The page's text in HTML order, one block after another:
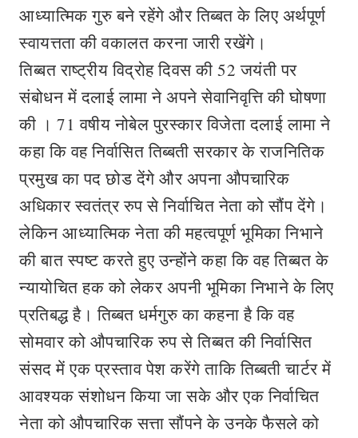
आध्यात्मिक गुरु बने रहेंगे और तिब्बत के लिए अर्थपूर्ण
स्वायत्तता की वकालत करना जारी रखेंगे।
तिब्बत राष्ट्रीय विद्रोह दिवस की 52 जयंती पर
संबोधन में दलाई लामा ने अपने सेवानिवृत्ति की घोषणा
की । 71 वषीय नोबेल पुरस्कार विजेता दलाई लामा ने
कहा कि वह निर्वासित तिब्बती सरकार के राजनितिक
प्रमुख का पद छोड देंगे और अपना औपचारिक
अधिकार स्वतंत्र रुप से निर्वाचित नेता को सौंप देंगे।
लेकिन आध्यात्मिक नेता की महत्वपूर्ण भूमिका निभाने
की बात स्पष्ट करते हुए उन्होंने कहा कि वह तिब्बत के
न्यायोचित हक को लेकर अपनी भूमिका निभाने के लिए
प्रतिबद्ध है। तिब्बत धर्मगुरु का कहना है कि वह
सोमवार को औपचारिक रुप से तिब्बत की निर्वासित
संसद में एक प्रस्ताव पेश करेंगे ताकि तिब्बती चार्टर में
आवश्यक संशोधन किया जा सके और एक निर्वाचित
नेता को औपचारिक सत्ता सौंपने के उनके फैसले को